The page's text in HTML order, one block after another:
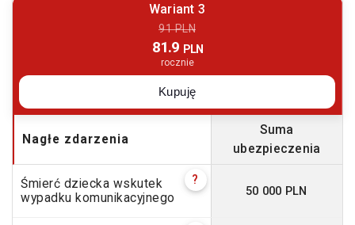
Wariant 3
91 PLN
81.9 PLN
rocznie
Kupuję
Nagłe zdarzenia
Suma
ubezpieczenia
Śmierć dziecka wskutek
wypadku komunikacyjnego
?
50 000 PLN